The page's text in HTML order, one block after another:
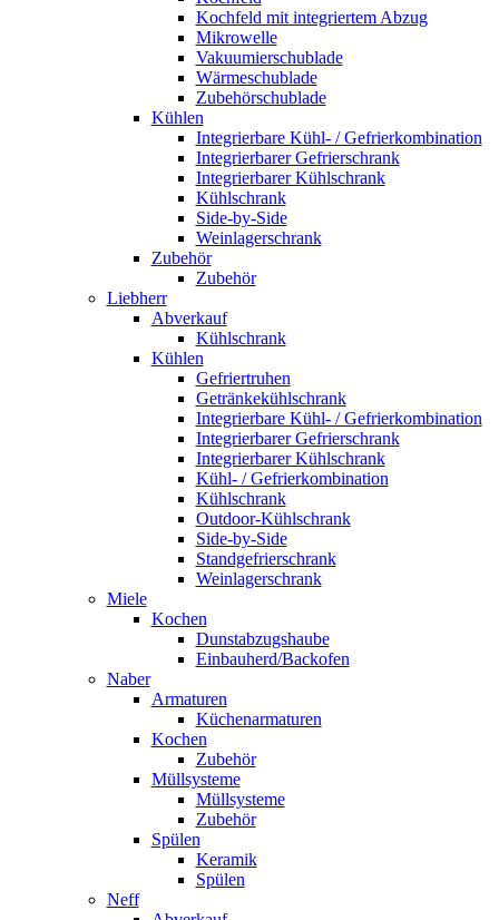
Kochfeld mit integriertem Abzug
Mikrowelle
Vakuumierschublade
Wärmeschublade
Zubehörschublade
Kühlen
Integrierbare Kühl- / Gefrierkombination
Integrierbarer Gefrierschrank
Integrierbarer Kühlschrank
Kühlschrank
Side-by-Side
Weinlagerschrank
Zubehör
Zubehör
Liebherr
Abverkauf
Kühlschrank
Kühlen
Gefriertruhen
Getränkekühlschrank
Integrierbare Kühl- / Gefrierkombination
Integrierbarer Gefrierschrank
Integrierbarer Kühlschrank
Kühl- / Gefrierkombination
Kühlschrank
Outdoor-Kühlschrank
Side-by-Side
Standgefrierschrank
Weinlagerschrank
Miele
Kochen
Dunstabzugshaube
Einbauherd/Backofen
Naber
Armaturen
Küchenarmaturen
Kochen
Zubehör
Müllsysteme
Müllsysteme
Zubehör
Spülen
Keramik
Spülen
Neff